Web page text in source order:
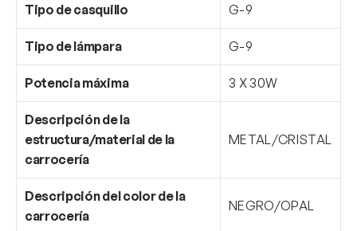
Tipo de casquillo G-9
Tipo de lámpara G-9
Potencia máxima 3 X 30W
Descripción de la
estructura/material de la
carrocería
METAL/CRISTAL
Descripción del color de la
carrocería
NEGRO/OPAL